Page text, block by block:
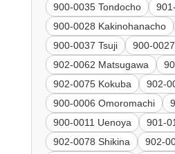
900-0035 Tondocho
900-0028 Kakinohanacho
900-0037 Tsuji
900-
902-0062 Matsugawa
902-0075 Kokuba
902-
900-0006 Omoromachi
900-0011 Uenoya
901-
902-0078 Shikina
902-